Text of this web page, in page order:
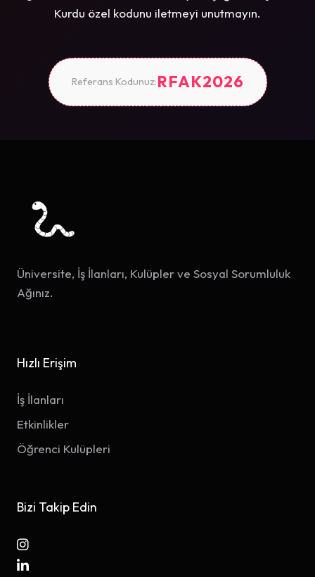
Kurdu özel kodunu iletmeyi unutmayın.
Referans Kodunuz:RFAK2026
Üniversite, İş İlanları, Kulüpler ve Sosyal Sorumluluk
Ağınız.
Hızlı Erişim
İş İlanları
Etkinlikler
Öğrenci Kulüpleri
Bizi Takip Edin